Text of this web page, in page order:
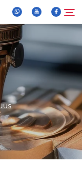
Soek